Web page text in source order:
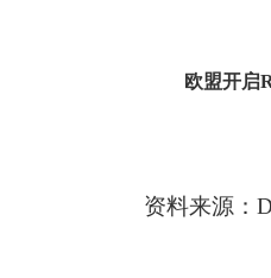
欧盟开启
资料来源：